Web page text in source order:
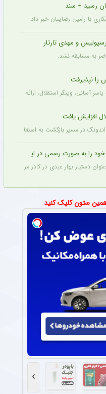
رسید + سند
با رامین رضاییان خبر داد.
و مهدی تارتار
به مسابقه نشد.
را نپذیرفت
افزایش یافت
در مسیر بازگشت به استقلال قرار
رسمی در این باشگاه آغاز کرد + عکس
دستیار بهار عبدی در کادر مربیگری
ستون کلیک کنید
›